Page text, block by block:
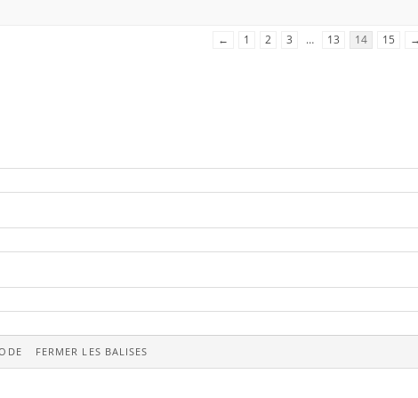
← 1 2 3 … 13 14 15